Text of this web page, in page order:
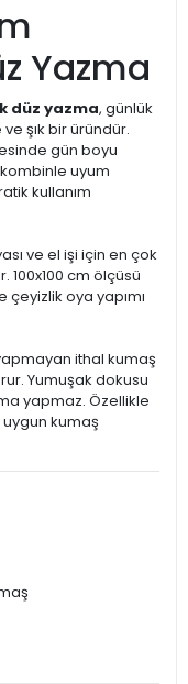
Yazma
düz yazma, günlük
şık bir üründür.
gün boyu
uyum
kullanım
ve el işi için en çok
cm ölçüsü
oya yapımı
ithal kumaş
Yumuşak dokusu
yapmaz. Özellikle
uygun kumaş